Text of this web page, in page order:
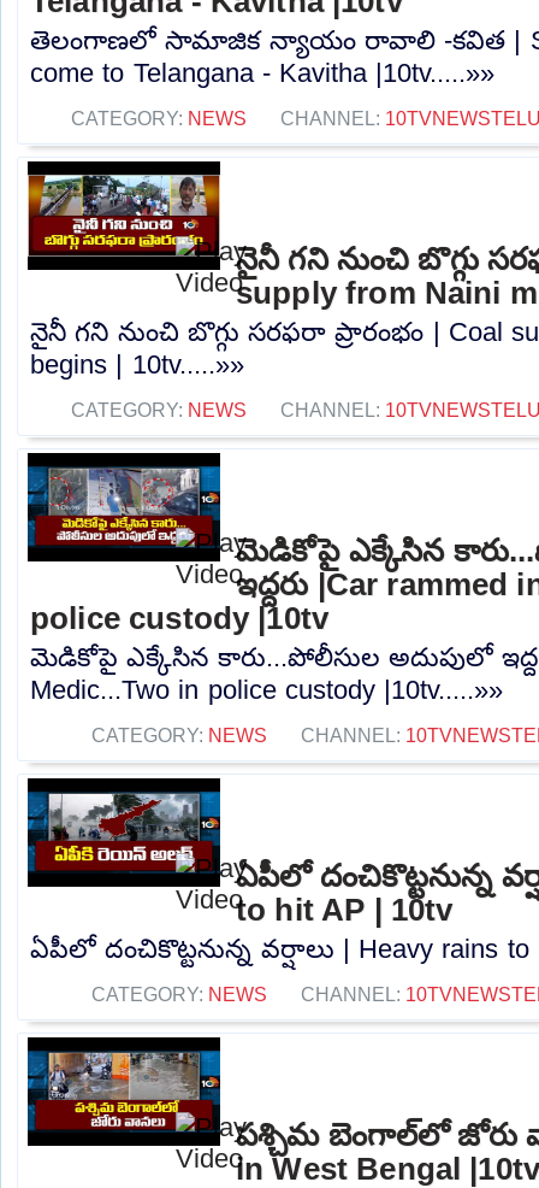
తెలంగాణలో సామాజిక న్యాయం రావాలి -కవిత |
come to Telangana - Kavitha |10tv.....»»
CATEGORY: NEWS CHANNEL:
నైనీ గని నుంచి బొగ్గు
supply from Naini
నైనీ గని నుంచి బొగ్గు సరఫరా ప్రారంభం | Coal
begins | 10tv.....»»
CATEGORY: NEWS CHANNEL:
మెడికోపై ఎక్కేసిన
ఇద్దరు |Car rammed
police custody |10tv
మెడికోపై ఎక్కేసిన కారు...పోలీసుల అదుపులో
Medic...Two in police custody |10tv.....»»
CATEGORY: NEWS CHANNEL:
ఏపీలో దంచికొట్టనున్న
to hit AP | 10tv
ఏపీలో దంచికొట్టనున్న వర్షాలు | Heavy rains to
CATEGORY: NEWS CHANNEL:
పశ్చిమ బెంగాల్‌లో జోరు
in West Bengal